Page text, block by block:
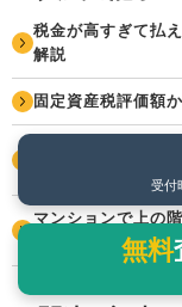
税金が高すぎて払
解説
固定資産税評価額
マンションを買っ
マンションで上の
的な対策を解説
受付
無料